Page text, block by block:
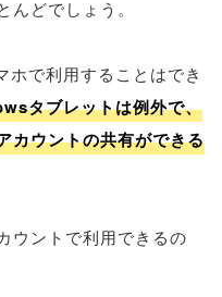
んどでしょう。
で利用することはでき
タブレットは例外で、
カウントの共有ができる
ウントで利用できるの